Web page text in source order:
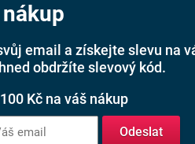
skříňka
Kuchyňská
Provance
od1 376 Kč
Skladem > 5 ks
email a získejte slevu na
obdržíte slevový kód.
Kč na váš nákup
Odeslat